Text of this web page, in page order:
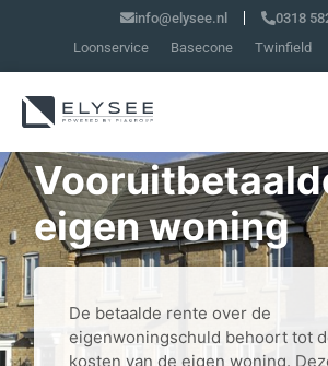
info@elysee.nl
0318
Loonservice
Basecone Twinfield
eigen woning
De betaalde rente over de
eigenwoningschuld behoort tot
kosten van de eigen woning.